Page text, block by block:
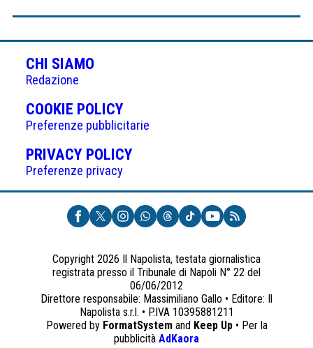
CHI SIAMO
Redazione
COOKIE POLICY(APRE
IN
UNA
NUOVA
Preferenze pubblicitarie
PRIVACY POLICY(APRE
UNA
NUOVA
SCHEDA)
Preferenze privacy
Copyright 2026 Il Napolista, testata giornalistica
registrata presso il Tribunale di Napoli N° 22 del
06/06/2012
Direttore responsabile: Massimiliano Gallo • Editore: Il
Napolista s.r.l. • P.IVA 10395881211
Powered by FormatSystemand Keep Up• Per la
pubblicità AdKaora